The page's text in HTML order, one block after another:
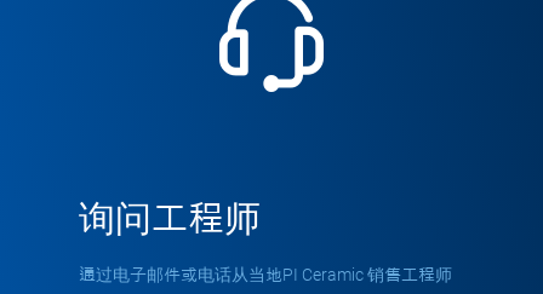
询问工程师
通过电子邮件或电话从当地PI Ceramic 销售工程师